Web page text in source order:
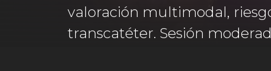
valoración multimodal,
transcatéter. Sesión